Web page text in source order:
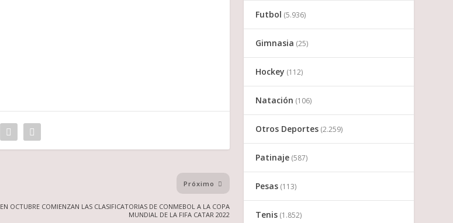
Próximo
EN OCTUBRE COMIENZAN LAS CLASIFICATORIAS DE CONMEBOL A LA COPA
MUNDIAL DE LA FIFA CATAR 2022
Futbol (5.936)
Gimnasia (25)
Hockey (112)
Natación (106)
Otros Deportes (2.259)
Patinaje (587)
Pesas (113)
Tenis (1.852)